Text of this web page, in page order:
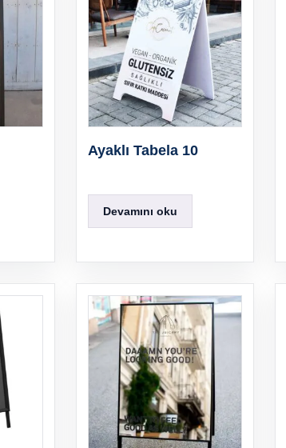
Ayaklı Tabela 10
Devamını oku